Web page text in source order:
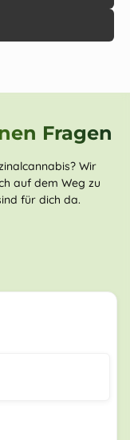
Fragen
Wir
auf dem Weg zu
für dich da.